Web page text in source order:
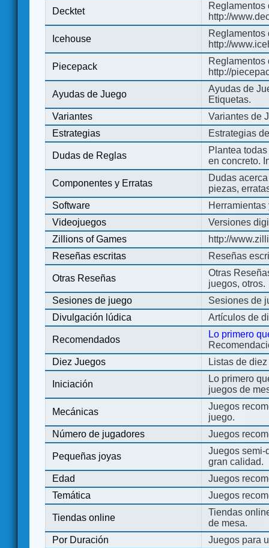
Decktet
Reglamentos
http://
Icehouse
Reglamentos
http://
Piecepack
Reglamentos
http://
Ayudas de Juego
Ayudas de
Etiquetas.
Variantes
Variantes de
Estrategias
Estrategias
Dudas de Reglas
Plantea
en concreto.
Componentes y Erratas
Dudas
piezas,
Software
Videojuegos
Versiones
Zillions of Games
http://
Reseñas escritas
Reseñas
Otras Reseñas
Otras
juegos, otros.
Sesiones de juego
Sesiones de
Divulgación lúdica
Artículos de
Recomendados
Lo primero
Diez Juegos
Listas de
Iniciación
Lo primero
juegos de
Mecánicas
Juegos
juego.
Número de jugadores
Juegos
Pequeñas joyas
Juegos semi-
gran calidad.
Edad
Juegos
Temática
Juegos
Tiendas online
Tiendas
de mesa.
Por Duración
Juegos para